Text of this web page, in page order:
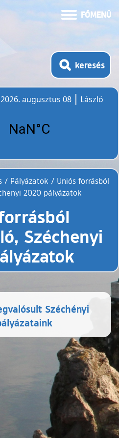
FŐMENÜ
keresés
2026. augusztus 08
László
/ Pályázatok / Uniós forrásból
2020 pályázatok
Széchenyi
Széchényi